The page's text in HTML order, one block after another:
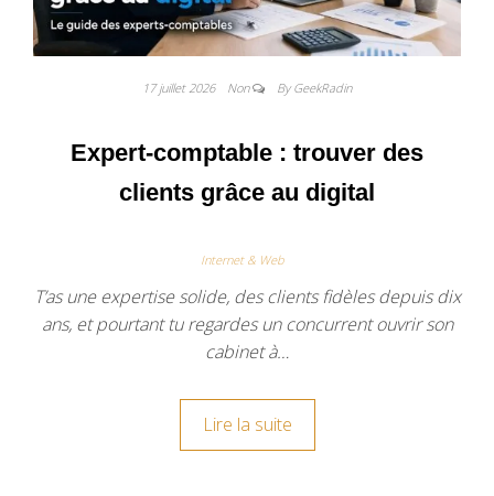
17 juillet 2026 Non By GeekRadin
Expert-comptable : trouver des
clients grâce au digital
Internet & Web
T’as une expertise solide, des clients fidèles depuis dix
ans, et pourtant tu regardes un concurrent ouvrir son
cabinet à…
Lire la suite